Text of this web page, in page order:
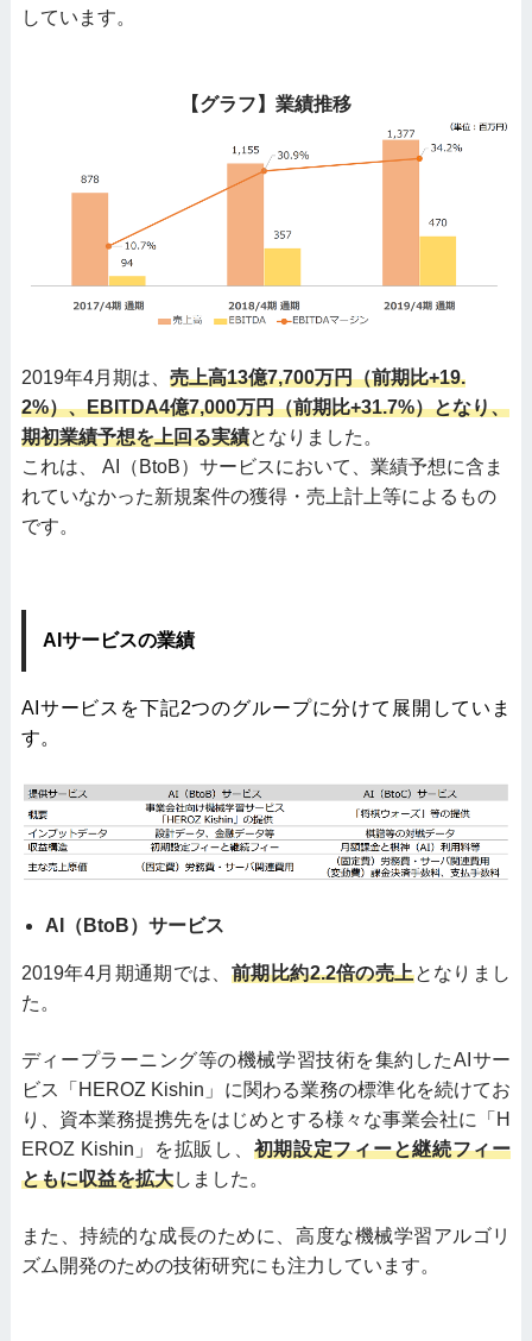
しています。
【グラフ】業績推移
2019年4月期は、 売上高13億7,700万円（前期比+19.
2%）、EBITDA4億7,000万円（前期比+31.7%）となり、
期初業績予想を上回る実績となりました。
これは、 AI（BtoB）サービスにおいて、業績予想に含ま
れていなかった新規案件の獲得・売上計上等によるもの
です。
AIサービスの業績
AIサービスを下記2つのグループに分けて展開していま
す。
AI（BtoB）サービス
2019年4月期通期では、 前期比約2.2倍の売上となりまし
た。
ディープラーニング等の機械学習技術を集約したAIサー
ビス「HEROZ Kishin」に関わる業務の標準化を続けてお
り、資本業務提携先をはじめとする様々な事業会社に「H
EROZ Kishin」を拡販し、 初期設定フィーと継続フィー
ともに収益を拡大しました。
また、持続的な成長のために、高度な機械学習アルゴリ
ズム開発のための技術研究にも注力しています。